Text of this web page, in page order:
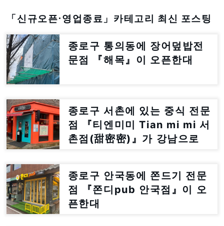
「신규오픈⋅영업종료」카테고리 최신 포스팅
종로구 통의동에 장어덮밥전
문점 『해목』이 오픈한대
종로구 서촌에 있는 중식 전문
점 『티엔미미 Tian mi mi 서
촌점(甜密密)』가 강남으로
종로구 안국동에 쫀드기 전문
점 『쫀디pub 안국점』이 오
픈한대